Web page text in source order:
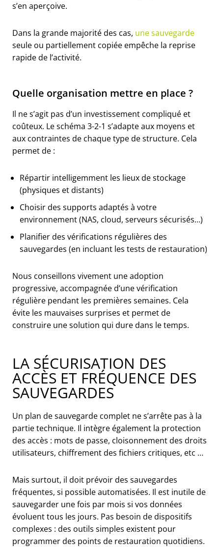
s’en aperçoive.
Dans la grande majorité des cas, une sauvegarde
seule ou partiellement copiée empêche la reprise
rapide de l’activité.
Quelle organisation mettre en place ?
Il ne s’agit pas d’un investissement compliqué et
coûteux. Le schéma 3-2-1 s’adapte aux moyens et
aux contraintes de chaque type de structure. Cela
permet de :
Répartir intelligemment les lieux de stockage
(physiques et distants)
Choisir des supports adaptés à votre
environnement (NAS, cloud, serveurs sécurisés…)
Planifier des vérifications régulières des
sauvegardes (en incluant les tests de restauration)
Nous conseillons vivement une adoption
progressive, accompagnée d’une vérification
régulière pendant les premières semaines. Cela
évite les mauvaises surprises et permet de
construire une solution qui dure dans le temps.
LA SÉCURISATION DES
ACCÈS ET FRÉQUENCE DES
SAUVEGARDES
Un plan de sauvegarde complet ne s’arrête pas à la
partie technique. Il intègre également la protection
des accès : mots de passe, cloisonnement des droits
utilisateurs, chiffrement des fichiers critiques, etc …
Mais surtout, il doit prévoir des sauvegardes
fréquentes, si possible automatisées. Il est inutile de
sauvegarder une fois par mois si vos données
évoluent tous les jours. Pas besoin de dispositifs
complexes : des outils simples existent pour
programmer des points de restauration quotidiens.